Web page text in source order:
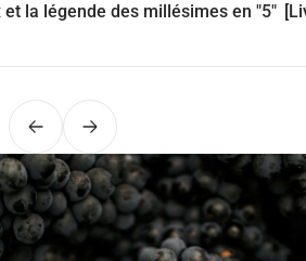
la légende des millésimes en "5"
PrécédentSuivant